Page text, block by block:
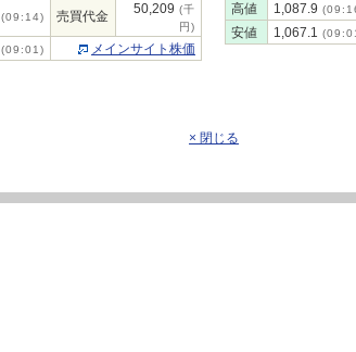
(09:14) 売買代金 50,209 (千
円)
(09:01) メインサイト株価
高値
1,087.9
安値 1,067.1
× 閉じる